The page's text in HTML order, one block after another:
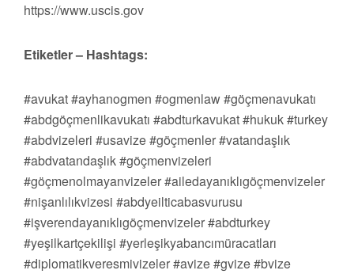
https://www.uscis.gov
Etiketler – Hashtags:
#avukat #ayhanogmen #ogmenlaw #göçmenavukatı
#abdgöçmenlikavukatı #abdturkavukat #hukuk #turkey
#abdvizeleri #usavize #göçmenler #vatandaşlık
#abdvatandaşlık #göçmenvizeleri
#göçmenolmayanvizeler #ailedayanıklıgöçmenvizeler
#nişanlılıkvizesi #abdyeilticabasvurusu
#işverendayanıklıgöçmenvizeler #abdturkey
#yeşilkartçekilişi #yerleşikyabancımüracatları
#diplomatikveresmivizeler #avize #gvize #bvize